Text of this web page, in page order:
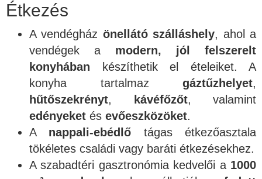
Étkezés
A vendégház önellátó szálláshely, ahol a
vendégek a modern, jól felszerelt
konyhában készíthetik el ételeiket. A
konyha tartalmaz gáztűzhelyet,
hűtőszekrényt, kávéfőzőt, valamint
edényeket és evőeszközöket.
A nappali-ebédlő tágas étkezőasztala
tökéletes családi vagy baráti étkezésekhez.
A szabadtéri gasztronómia kedvelői a 1000